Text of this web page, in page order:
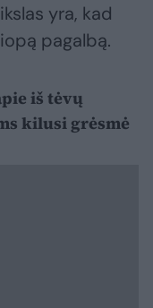
yra, kad
pagalbą.
iš tėvų
kilusi grėsmė